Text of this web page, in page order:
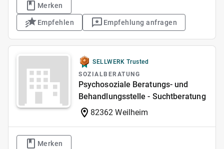
Merken
Empfehlen Empfehlung anfragen
SELLWERK Trusted
SOZIALBERATUNG
Psychosoziale Beratungs- und
Behandlungsstelle - Suchtberatung
82362 Weilheim
Merken